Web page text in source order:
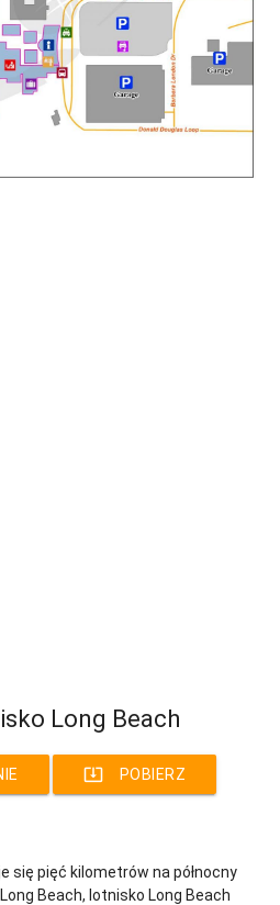
Long Beach
system_update_alt POBIERZ
się pięć kilometrów na północny
Beach, lotnisko Long Beach